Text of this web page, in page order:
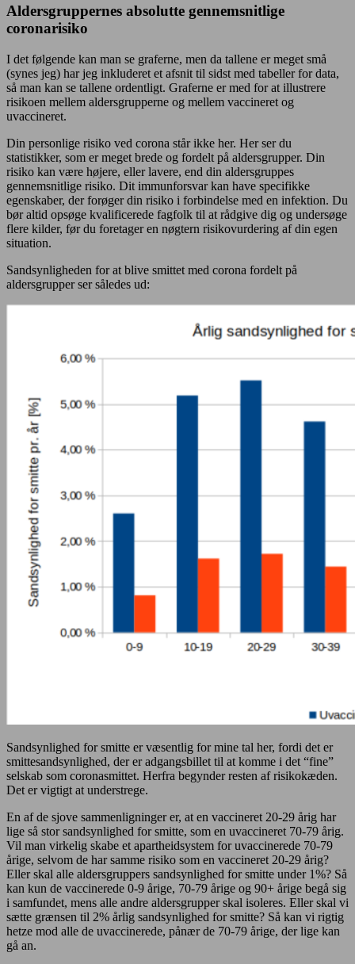
Aldersgruppernes absolutte gennemsnitlige
coronarisiko
I det følgende kan man se graferne, men da tallene er meget små
(synes jeg) har jeg inkluderet et afsnit til sidst med tabeller for data,
så man kan se tallene ordentligt. Graferne er med for at illustrere
risikoen mellem aldersgrupperne og mellem vaccineret og
uvaccineret.
Din personlige risiko ved corona står ikke her. Her ser du
statistikker, som er meget brede og fordelt på aldersgrupper. Din
risiko kan være højere, eller lavere, end din aldersgruppes
gennemsnitlige risiko. Dit immunforsvar kan have specifikke
egenskaber, der forøger din risiko i forbindelse med en infektion. Du
bør altid opsøge kvalificerede fagfolk til at rådgive dig og undersøge
flere kilder, før du foretager en nøgtern risikovurdering af din egen
situation.
Sandsynligheden for at blive smittet med corona fordelt på
aldersgrupper ser således ud:
Sandsynlighed for smitte er væsentlig for mine tal her, fordi det er
smittesandsynlighed, der er adgangsbillet til at komme i det “fine”
selskab som coronasmittet. Herfra begynder resten af risikokæden.
Det er vigtigt at understrege.
En af de sjove sammenligninger er, at en vaccineret 20-29 årig har
lige så stor sandsynlighed for smitte, som en uvaccineret 70-79 årig.
Vil man virkelig skabe et apartheidsystem for uvaccinerede 70-79
årige, selvom de har samme risiko som en vaccineret 20-29 årig?
Eller skal alle aldersgruppers sandsynlighed for smitte under 1%? Så
kan kun de vaccinerede 0-9 årige, 70-79 årige og 90+ årige begå sig
i samfundet, mens alle andre aldersgrupper skal isoleres. Eller skal vi
sætte grænsen til 2% årlig sandsynlighed for smitte? Så kan vi rigtig
hetze mod alle de uvaccinerede, pånær de 70-79 årige, der lige kan
gå an.